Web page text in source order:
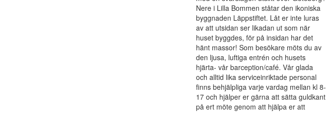
Nere i Lilla Bommen ståtar den ikoniska
byggnaden Läppstiftet. Låt er inte luras
av att utsidan ser likadan ut som när
huset byggdes, för på insidan har det
hänt massor! Som besökare möts du av
den ljusa, luftiga entrén och husets
hjärta- vår barception/café. Vår glada
och alltid lika serviceinriktade personal
finns behjälpliga varje vardag mellan kl 8-
17 och hjälper er gärna att sätta guldkant
på ert möte genom att hjälpa er att